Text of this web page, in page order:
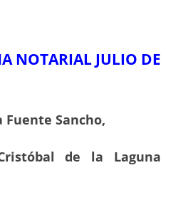
NOTARIAL JULIO DE
Sancho,
de la Laguna